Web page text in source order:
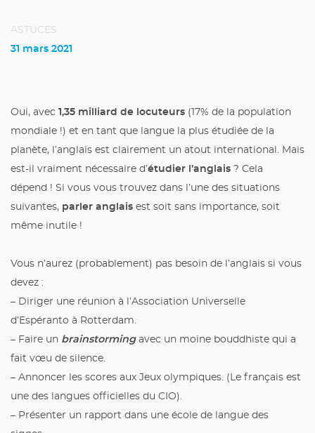
ASTUCES
31 mars 2021
Oui, avec 1,35 milliard de locuteurs (17% de la population
mondiale !) et en tant que langue la plus étudiée de la
planète, l’anglais est clairement un atout international. Mais
est-il vraiment nécessaire d’étudier l’anglais ? Cela
dépend ! Si vous vous trouvez dans l’une des situations
suivantes, parler anglais est soit sans importance, soit
même inutile !
Vous n’aurez (probablement) pas besoin de l’anglais si vous
devez :
– Diriger une réunion à l’Association Universelle
d’Espéranto à Rotterdam.
– Faire un brainstorming avec un moine bouddhiste qui a
fait vœu de silence.
– Annoncer les scores aux Jeux olympiques. (Le français est
une des langues officielles du CIO).
– Présenter un rapport dans une école de langue des